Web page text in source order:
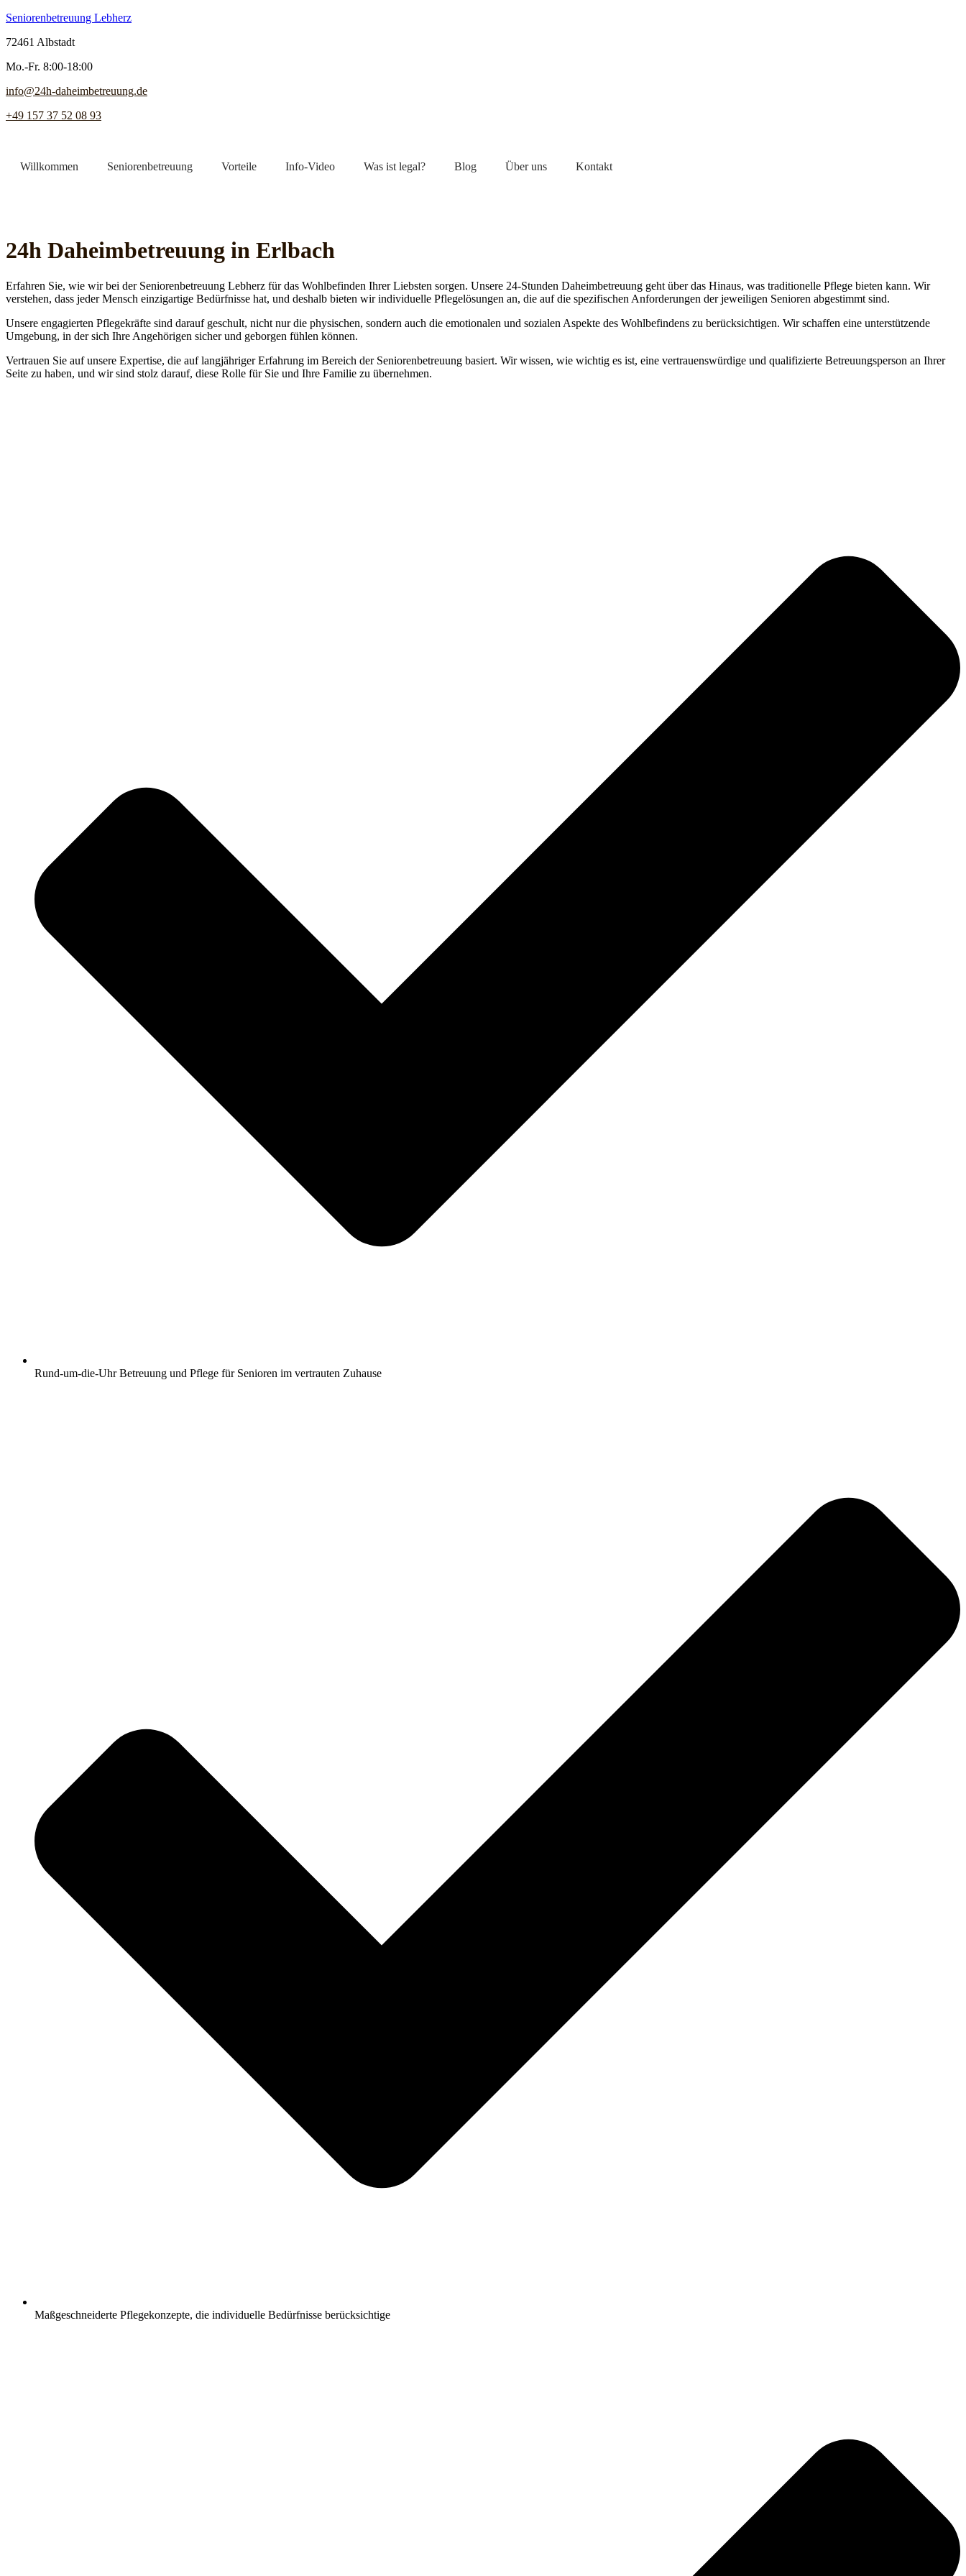
Seniorenbetreuung Lebherz
72461 Albstadt
Mo.-Fr. 8:00-18:00
info@24h-daheimbetreuung.de
+49 157 37 52 08 93
Willkommen Seniorenbetreuung Vorteile Info-Video Was ist legal? Blog Über uns Kontakt
24h Daheim­betreuung in Erlbach
Erfahren Sie, wie wir bei der Seniorenbetreuung Lebherz für das Wohlbefinden Ihrer Liebsten sorgen. Unsere 24-Stunden Daheimbetreuung geht über das Hinaus, was traditionelle Pflege bieten kann. Wir
verstehen, dass jeder Mensch einzigartige Bedürfnisse hat, und deshalb bieten wir individuelle Pflegelösungen an, die auf die spezifischen Anforderungen der jeweiligen Senioren abgestimmt sind.
Unsere engagierten Pflegekräfte sind darauf geschult, nicht nur die physischen, sondern auch die emotionalen und sozialen Aspekte des Wohlbefindens zu berücksichtigen. Wir schaffen eine unterstützende
Umgebung, in der sich Ihre Angehörigen sicher und geborgen fühlen können.
Vertrauen Sie auf unsere Expertise, die auf langjähriger Erfahrung im Bereich der Seniorenbetreuung basiert. Wir wissen, wie wichtig es ist, eine vertrauenswürdige und qualifizierte Betreuungsperson an Ihrer
Seite zu haben, und wir sind stolz darauf, diese Rolle für Sie und Ihre Familie zu übernehmen.
Rund-um-die-Uhr Betreuung und Pflege für Senioren im vertrauten Zuhause
Maßgeschneiderte Pflegekonzepte, die individuelle Bedürfnisse berücksichtige